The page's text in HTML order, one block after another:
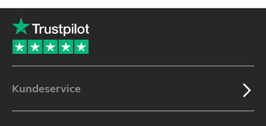
Kundeservice